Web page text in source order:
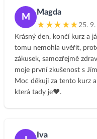
dobře nedopadne.
výborné recepty, na
když už si myslím, že už
o ještě laťku výš. ❤️🙏
M
Magda
★★★★★25.
Krásný den, končí kurz a
tomu nemohla uvěřit,
zákusek, samozřejmě
moje první zkušenost s
Moc děkuji za tento kurz
která tady je❤️.
Iva